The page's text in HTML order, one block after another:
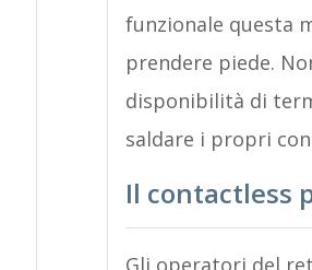
funzionale questa
prendere piede.
disponibilità di
saldare i propri
Il contactless
Gli operatori del